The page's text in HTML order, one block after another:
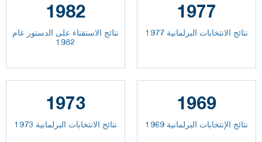
1982
نتائج الاستفتاء على الدستور عام
1982
1977
نتائج الانتخابات البرلمانية 1977
1973
نتائج الانتخابات البرلمانية 1973
1969
نتائج الإنتخابات البرلمانية 1969